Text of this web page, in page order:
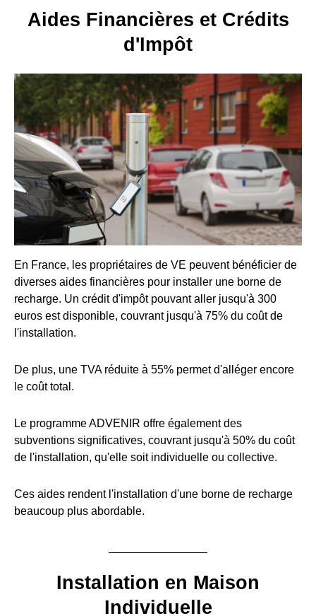
Aides Financières et Crédits
d'Impôt
En France, les propriétaires de VE peuvent bénéficier de
diverses aides financières pour installer une borne de
recharge. Un crédit d'impôt pouvant aller jusqu'à 300
euros est disponible, couvrant jusqu'à 75% du coût de
l'installation.
De plus, une TVA réduite à 55% permet d'alléger encore
le coût total.
Le programme ADVENIR offre également des
subventions significatives, couvrant jusqu'à 50% du coût
de l'installation, qu'elle soit individuelle ou collective.
Ces aides rendent l'installation d'une borne de recharge
beaucoup plus abordable.
Installation en Maison
Individuelle